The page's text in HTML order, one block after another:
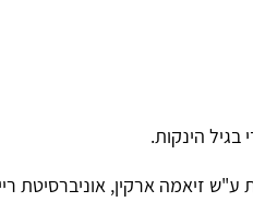
הינקות.
זיאמה ארקין, אוניברסיטת